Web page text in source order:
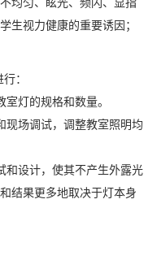
生视力健康的重要诱因；
：
灯的规格和数量。
现场调试，调整教室照明均
和设计，使其不产生外露光
结果更多地取决于灯本身